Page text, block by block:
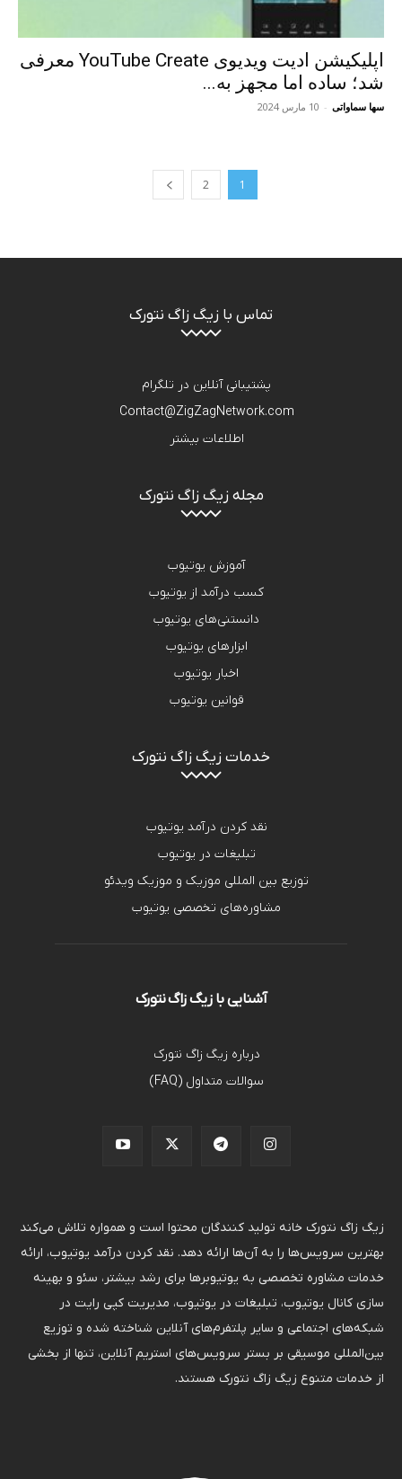
اپلیکیشن ادیت ویدیوی YouTube Create معرفی
شد؛ ساده اما مجهز به...
سها سماواتی - 10 مارس 2024
1
2
تماس با زیگ زاگ نتورک
پشتیبانی آنلاین در تلگرام
Contact@ZigZagNetwork.com
اطلاعات بیشتر
مجله زیگ زاگ نتورک
آموزش یوتیوب
کسب درآمد از یوتیوب
دانستنی‌های یوتیوب
ابزارهای یوتیوب
اخبار یوتیوب
قوانین یوتیوب
خدمات زیگ زاگ نتورک
نقد کردن درآمد یوتیوب
تبلیغات در یوتیوب
توزیع بین المللی موزیک و موزیک ویدئو
مشاوره‌های تخصصی یوتیوب
آشنایی با زیگ زاگ نتورک
درباره زیگ زاگ نتورک
سوالات متداول (FAQ)
زیگ زاگ نتورک خانه تولید کنندگان محتوا است و همواره تلاش می‌کند
بهترین سرویس‌ها را به آن‌ها ارائه دهد. نقد کردن درآمد یوتیوب، ارائه
خدمات مشاوره تخصصی به یوتیوبرها برای رشد بیشتر، سئو و بهینه
سازی کانال یوتیوب، تبلیغات در یوتیوب، مدیریت کپی رایت در
شبکه‌های اجتماعی و سایر پلتفرم‌های آنلاین شناخته شده و توزیع
بین‌المللی موسیقی بر بستر سرویس‌های استریم آنلاین، تنها از بخشی
از خدمات متنوع زیگ زاگ نتورک هستند.